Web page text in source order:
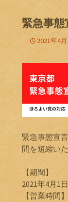
緊急事
2021年4
緊急事態宣
間を短縮いた
【期間】
2021年4月1
【営業時間】